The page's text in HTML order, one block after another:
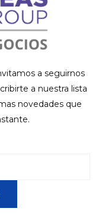
a seguirnos
a nuestra lista
novedades que